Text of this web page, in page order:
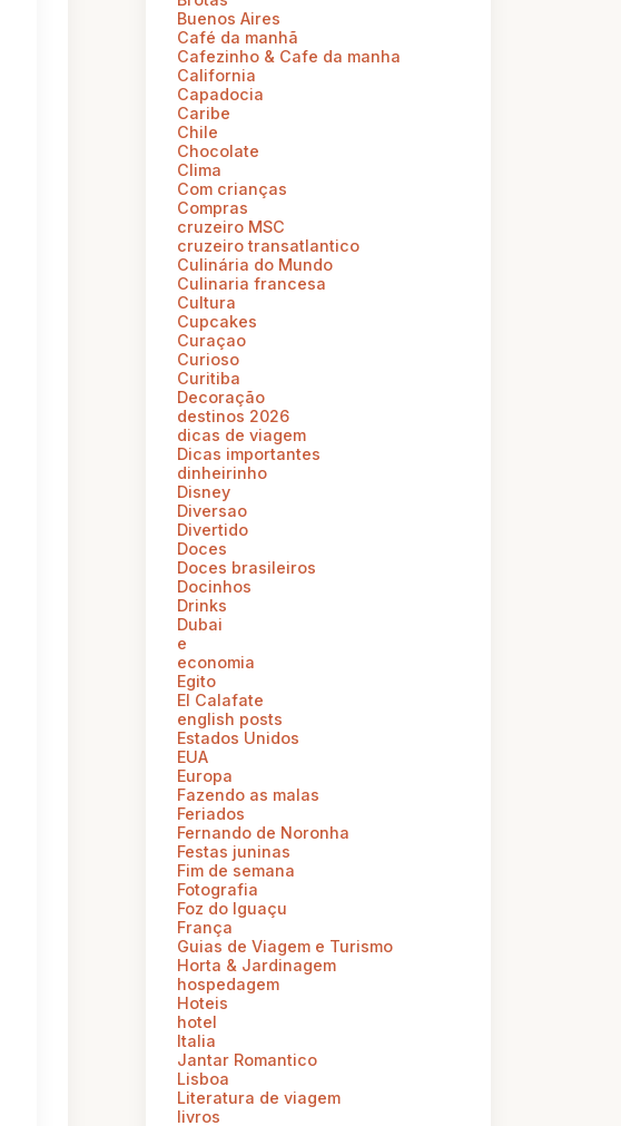
Buenos Aires
Café da manhã
Cafezinho & Cafe da manha
California
Capadocia
Caribe
Chile
Chocolate
Clima
Com crianças
Compras
cruzeiro MSC
cruzeiro transatlantico
Culinária do Mundo
Culinaria francesa
Cultura
Cupcakes
Curaçao
Curioso
Curitiba
Decoração
destinos 2026
dicas de viagem
Dicas importantes
dinheirinho
Disney
Diversao
Divertido
Doces
Doces brasileiros
Docinhos
Drinks
Dubai
e
economia
Egito
El Calafate
english posts
Estados Unidos
EUA
Europa
Fazendo as malas
Feriados
Fernando de Noronha
Festas juninas
Fim de semana
Fotografia
Foz do Iguaçu
França
Guias de Viagem e Turismo
Horta & Jardinagem
hospedagem
Hoteis
hotel
Italia
Jantar Romantico
Lisboa
Literatura de viagem
livros